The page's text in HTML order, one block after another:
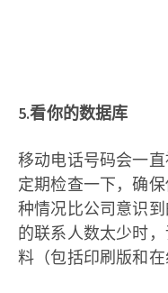
5.看你的数据库
移动电话号码会一
定期检查一下，确
种情况比公司意识
的联系人数太少时
料（包括印刷版和在